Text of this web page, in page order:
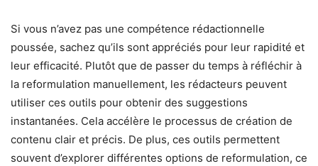
Si vous n’avez pas une compétence rédactionnelle
poussée, sachez qu’ils sont appréciés pour leur rapidité et
leur efficacité. Plutôt que de passer du temps à réfléchir à
la reformulation manuellement, les rédacteurs peuvent
utiliser ces outils pour obtenir des suggestions
instantanées. Cela accélère le processus de création de
contenu clair et précis. De plus, ces outils permettent
souvent d’explorer différentes options de reformulation, ce